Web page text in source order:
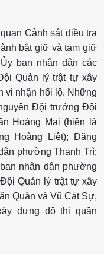
Cảnh sát điều tra
bắt giữ và tạm giữ
ban nhân dân các
Quản lý trật tự xây
vi nhận hối lộ. Những
Đội trưởng Đội
Hoàng Mai (hiện là
Hoàng Liệt); Đặng
phường Thanh Trì;
nhân dân phường
Quản lý trật tự xây
Quân và Vũ Cát Sự,
dựng đô thị quận